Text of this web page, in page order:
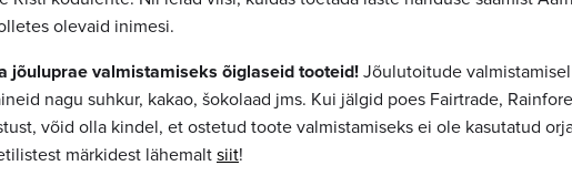
olevaid inimesi.
jõuluprae valmistamiseks õiglaseid tooteid! Jõulutoitude
nagu suhkur, kakao, šokolaad jms. Kui jälgid poes Fairtrade,
võid olla kindel, et ostetud toote valmistamiseks ei ole kasutatud
märkidest lähemalt siit!